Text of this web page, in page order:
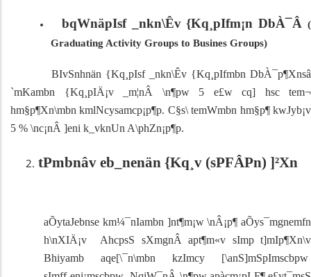
bqWnäpIsf _nkn\Êv {Kq¸pIfm¡n DbÀ¯Â (
Graduating Activity Groups to Busines Groups)
BIvSnhnän {Kq¸pIsf _nkn\Êv {Kq¸pIfmbn DbÀ¯p¶Xnsâ
`mKambn {Kq¸pIÄ¡v _m¦nÂ \n¶pw 5 e£w cq] hsc tem¬
hm§p¶Xn\mbn kmlNcysamcp¡p¶p. C§s\ temWmbn hm§p¶ kwJyb¡v
5 % \nc¡nÂ ]eni k_vknUn A\phZn¡p¶p.
tPmbnâv eb_nenän {Kq¸v (sPFÂPn) ]²Xn
aÕytaJebnse km¼¯nIambn ]nt¶m¡w \nÂ¡p¶ aÕys¯mgnemfn
h\nXIÄ¡v AhcpsS sXmgnÂ apt¶m«v sIm­p t]mIp¶Xn\v
Bhiyamb aqe[\¯n\mbn kzImcy [\anS]mSpImscbpw